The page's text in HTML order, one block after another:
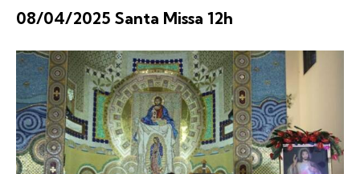
08/04/2025 Santa Missa 12h